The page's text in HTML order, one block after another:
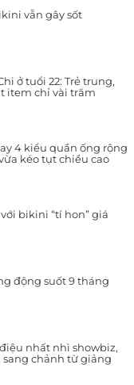
vẫn gây sốt
ở tuổi 22: Trẻ trung,
item chỉ vài trăm
4 kiểu quần ống rộng
kéo tụt chiều cao
bikini “tí hon” giá
động suốt 9 tháng
nhất nhì showbiz,
sang chảnh từ giảng